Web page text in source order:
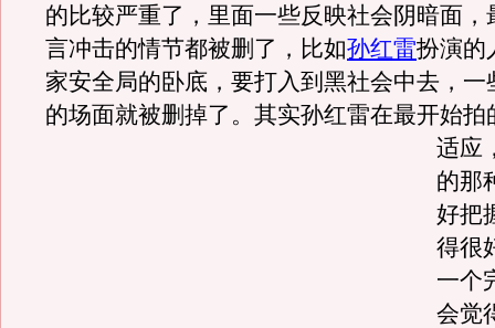
的比较严重了，里面一些反映社会阴暗面，
言冲击的情节都被删了，比如孙红雷扮演的
家安全局的卧底，要打入到黑社会中去，一
的场面就被删掉了。 其实孙红雷在最开始拍
适应
的那
好把
得很
一个
会觉